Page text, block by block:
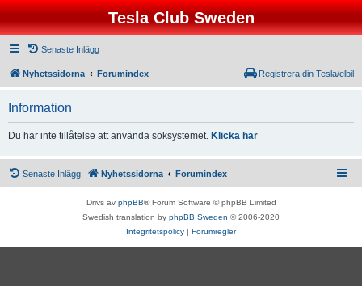
Tesla Club Sweden
Senaste Inlägg
Nyhetssidorna Forumindex Registrera din Tesla/elbil
Information
Du har inte tillåtelse att använda söksystemet. Klicka här
Senaste Inlägg Nyhetssidorna Forumindex
Drivs av phpBB® Forum Software © phpBB Limited
Swedish translation by phpBB Sweden © 2006-2020
Integritetspolicy | Forumregler